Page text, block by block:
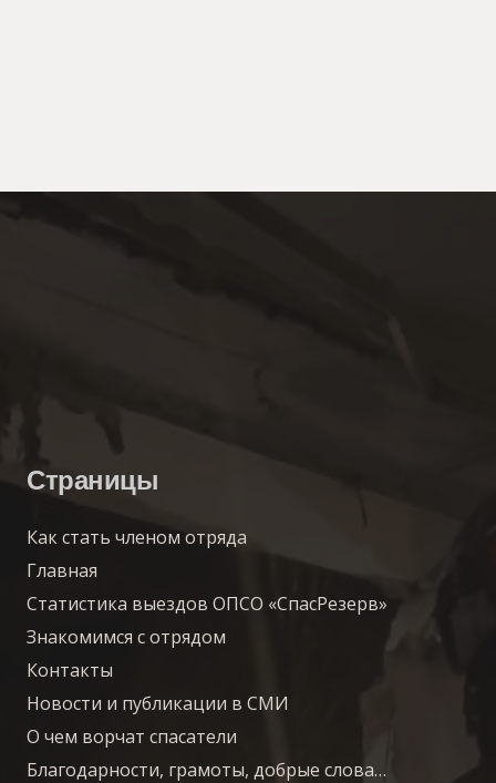
Страницы
Как стать членом отряда
Главная
Статистика выездов ОПСО «СпасРезерв»
Знакомимся с отрядом
Контакты
Новости и публикации в СМИ
О чем ворчат спасатели
Благодарности, грамоты, добрые слова…